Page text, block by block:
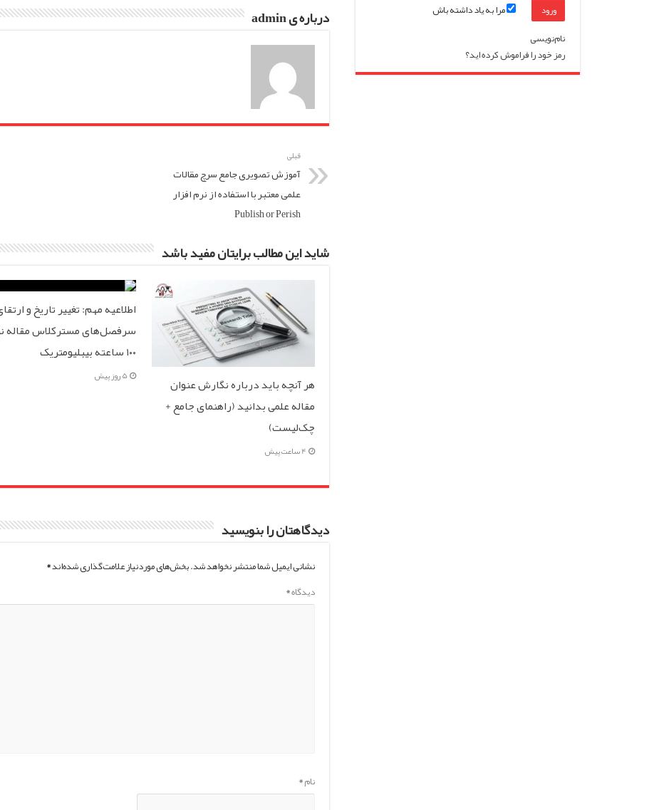
درباره ی admin
قبلی
آموزش تصویری جامع سرچ مقالات
علمی معتبر با استفاده از نرم افزار
Publish or Perish
شاید این مطالب برایتان مفید باشد
هر آنچه باید درباره نگارش عنوان
مقاله علمی بدانید (راهنمای جامع +
چک‌لیست)
4 ساعت پیش
اطلاعیه مهم: تغییر تاریخ و
سرفصل‌های مسترکلاس مقاله
۱۰۰ ساعته بیبلیومتریک
5 روز پیش
دیدگاهتان را بنویسید
نشانی ایمیل شما منتشر نخواهد شد.بخش‌های موردنیاز علامت‌گذاری شده‌اند*
دیدگاه*
نام*
مرا به یاد داشته باش
نام‌نویسی
رمز خود را فراموش کرده اید؟